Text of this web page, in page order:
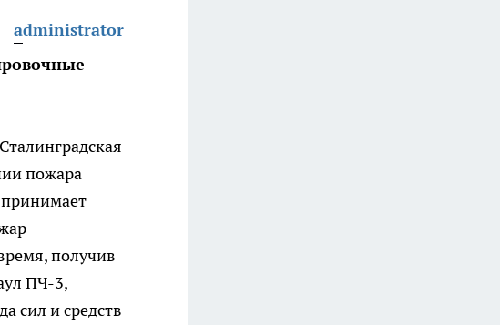
administrator
пожара
получив
ПЧ-3,
сил и средств